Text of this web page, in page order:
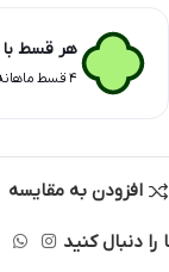
هر قسط
۴ قسط ماهانه. بدون سود، چک و ضامن.
افزودن به مقایسه
را دنبال کنید